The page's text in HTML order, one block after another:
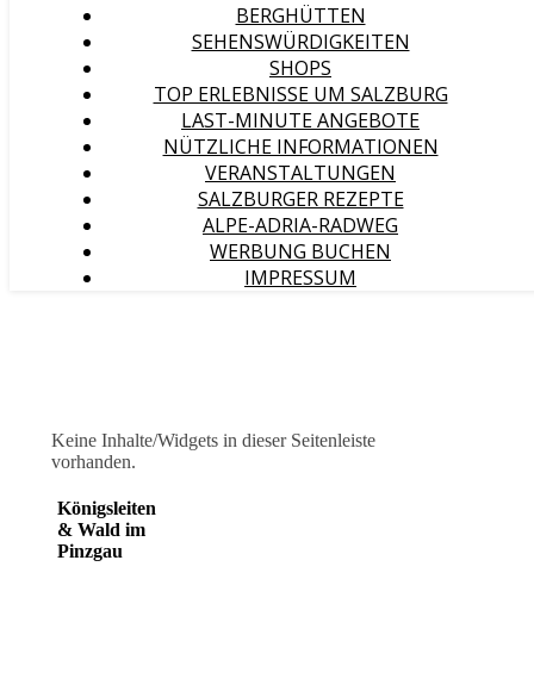
BERGHÜTTEN
SEHENSWÜRDIGKEITEN
SHOPS
TOP ERLEBNISSE UM SALZBURG
LAST-MINUTE ANGEBOTE
NÜTZLICHE INFORMATIONEN
VERANSTALTUNGEN
SALZBURGER REZEPTE
ALPE-ADRIA-RADWEG
WERBUNG BUCHEN
IMPRESSUM
Keine Inhalte/Widgets in dieser Seitenleiste
vorhanden.
Königsleiten
& Wald im
Pinzgau